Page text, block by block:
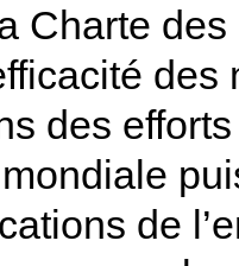
Charte
des
de